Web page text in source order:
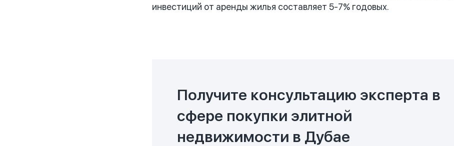
инвестиций от аренды жилья составляет 5-7% годовых.
Получите консультацию эксперта в
сфере покупки элитной
недвижимости в Дубае